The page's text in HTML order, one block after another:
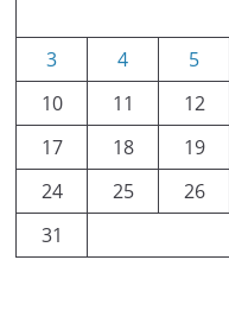
3
4 5
10
11 12
17
18 19
24
25 26
31